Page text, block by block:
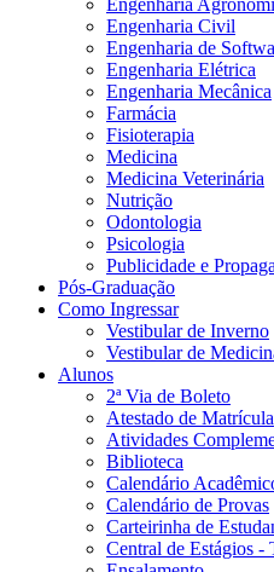
Engenharia
Engenharia Civil
Engenharia de
Engenharia Elétrica
Engenharia Mecânica
Farmácia
Fisioterapia
Medicina
Medicina Veterinária
Nutrição
Odontologia
Psicologia
Publicidade e
Pós-Graduação
Como Ingressar
Vestibular de Inverno
Vestibular de
Alunos
2ª Via de Boleto
Atestado de Matrícula
Atividades
Biblioteca
Calendário
Calendário de Provas
Carteirinha de
Central de Estágios -